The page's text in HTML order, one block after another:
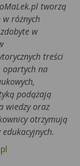
tworzą
różnych
w
treści
opartych na
podążają
wiedzy oraz
otrzymują